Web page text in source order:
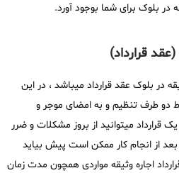
در بلوک برای شما بوجود آورد.
در بلوک عقد قرارداد میباشد ، در این
دو طرف تنظیم و به امضای موجر و
قرارداد میتوانید از بروز مشکلات و ضرر
از انجام کار ممکن است پیش بیاید
اجاره وثیقه مواردی همچون مدت زمان